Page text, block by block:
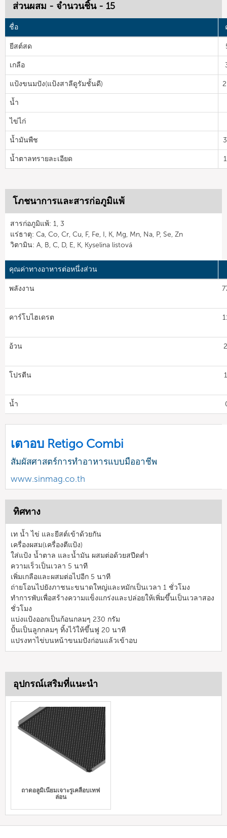
ส่วนผสม - จำนวนชิ้น - 15
ชื่อ
ยีสต์สด
เกลือ
แป้งขนมปัง(แป้งสาลีดูรัมชั้นดี)
น้ำ
ไข่ไก่
น้ำมันพืช
น้ำตาลทรายละเอียด
โภชนาการและสารก่อภูมิแพ้
สารก่อภูมิแพ้: 1, 3
แร่ธาตุ: Ca, Co, Cr, Cu, F, Fe, I, K, Mg, Mn, Na, P, Se, Zn
วิตามิน: A, B, C, D, E, K, Kyselina listová
คุณค่าทางอาหารต่อหนึ่งส่วน
พลังงาน
คาร์โบไฮเดรต
อ้วน
โปรตีน
น้ำ
เตาอบ Retigo Combi
สัมผัสศาสตร์การทำอาหารแบบมืออาชีพ
www.sinmag.co.th
ทิศทาง
เท น้ำ ไข่ และยีสต์เข้าด้วยกัน
เครื่องผสม(เครื่องตีแป้ง)
ใส่แป้ง น้ำตาล และน้ำมัน ผสมต่อด้วยสปีดต่ำ
ความเร็วเป็นเวลา 5 นาที
เพิ่มเกลือและผสมต่อไปอีก 5 นาที
ถ่ายโอนไปยังภาชนะขนาดใหญ่และหมักเป็นเวลา 1 ชั่วโมง
ทำการพับเพื่อสร้างความแข็งแกร่งและปล่อยให้เพิ่มขึ้นเป็นเวลาสอง
ชั่วโมง
แบ่งแป้งออกเป็นก้อนกลมๆ 230 กรัม
ปั้นเป็นลูกกลมๆ ทิ้งไว้ให้ขึ้นฟู 20 นาที
แปรงทาไข่บนหน้าขนมปังก่อนแล้วเข้าอบ
อุปกรณ์เสริมที่แนะนำ
ถาดอลูมิเนียมเจาะรูเคลือบเทฟ
ล่อน